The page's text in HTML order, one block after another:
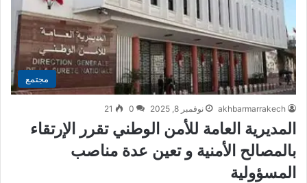
مجتمع
akhbarmarrakech نوفمبر 8, 2025 0
21
المديرية العامة للأمن الوطني تقرر الإرتقاء
بالمصالح الأمنية و تعين عدة مناصب
المسؤولية